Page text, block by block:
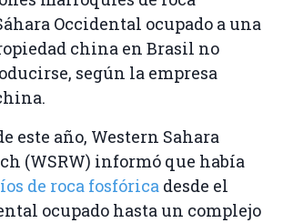
Occidental ocupado a una
china en Brasil no
según la empresa
este año, Western Sahara
(WSRW) informó que había
de roca fosfórica desde el
ocupado hasta un complejo